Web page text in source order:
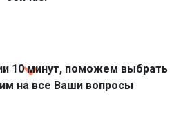
10 минут, поможем выбрать
на все Ваши вопросы